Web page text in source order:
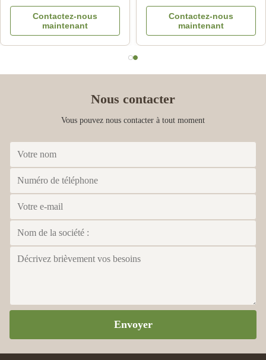
mélamine LG220 pour le
code brillant 39092000 du
plat HS de mélamine
Contactez-nous
maintenant
résine de mélamine pour le
bâti A5 MMC de vaisselle
de mélamine
Contactez-nous
maintenant
Nous contacter
Vous pouvez nous contacter à tout moment
Envoyer